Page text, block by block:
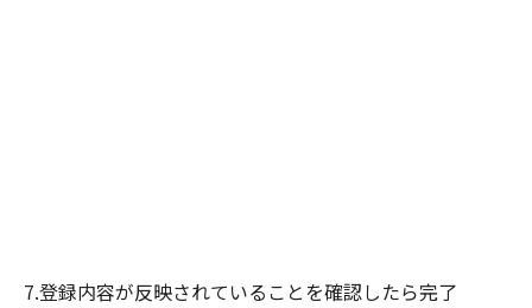
7.登録内容が反映されていることを確認したら完了